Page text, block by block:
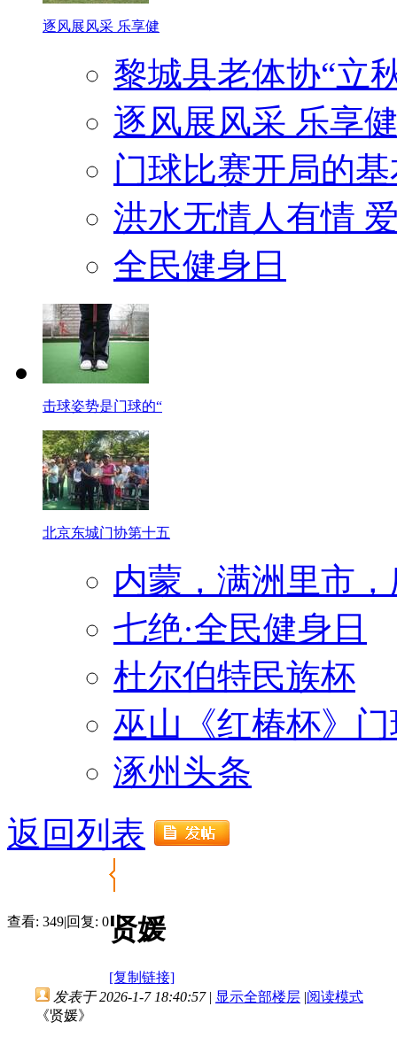
逐风展风采 乐享健
黎城县老体协“立
逐风展风采 乐享
门球比赛开局的
洪水无情人有情
全民健身日
击球姿势是门球的“
北京东城门协第十五
内蒙，满洲里市
七绝·全民健身日
杜尔伯特民族杯
巫山《红椿杯》
涿州头条
返回列表
查看: 349|回复: 0贤媛
[复制链接]
发表于 2026-1-7 18:40:57 | 显示全部楼层 |阅读模式
《贤媛》